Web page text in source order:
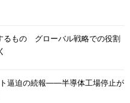
るもの グローバル戦略での役割
逼迫の続報――半導体工場停止が